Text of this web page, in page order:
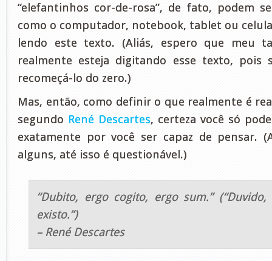
“elefantinhos cor-de-rosa”, de fato, podem
como o computador, notebook, tablet ou
lendo este texto. (Aliás, espero que meu
realmente esteja digitando esse texto, pois
recomeçá-lo do zero.)
Mas, então, como definir o que realmente é
segundo René Descartes, certeza você só
exatamente por você ser capaz de pensar.
alguns, até isso é questionável.)
“Dubito, ergo cogito, ergo sum.”
existo.”)
– René Descartes